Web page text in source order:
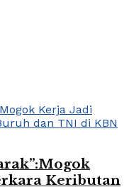
Keributan